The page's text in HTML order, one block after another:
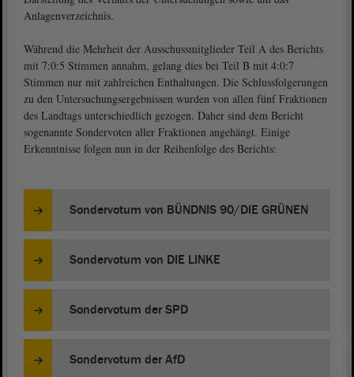
Anlagenverzeichnis.
Während die Mehrheit der Ausschussmitglieder Teil A des Berichts
mit 7:0:5 Stimmen annahm, gelang dies bei Teil B mit 4:0:7
Stimmen nur mit zahlreichen Enthaltungen. Die Schlussfolgerungen
zu den Untersuchungsergebnissen wurden von allen fünf Fraktionen
des Landtags unterschiedlich gezogen. Daher sind dem Bericht
sogenannte Sondervoten aller Fraktionen angehängt. Einige
Erkenntnisse folgen nun in der Reihenfolge des Berichts:
Sondervotum von BÜNDNIS 90/DIE GRÜNEN
Sondervotum von DIE LINKE
Sondervotum der SPD
Sondervotum der AfD